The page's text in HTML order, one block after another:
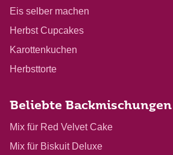
Eis selber machen
Herbst Cupcakes
Karottenkuchen
Herbsttorte
Beliebte Backmischungen
Mix für Red Velvet Cake
Mix für Biskuit Deluxe